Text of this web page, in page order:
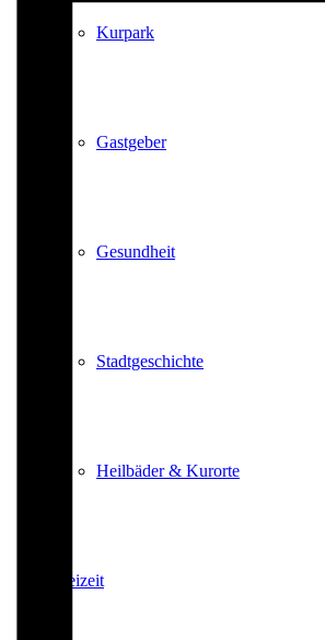
Kurpark
Gastgeber
Gesundheit
Stadtgeschichte
Heilbäder & Kurorte
Freizeit